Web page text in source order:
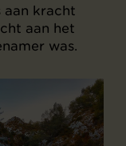
aan kracht
aan het
was.